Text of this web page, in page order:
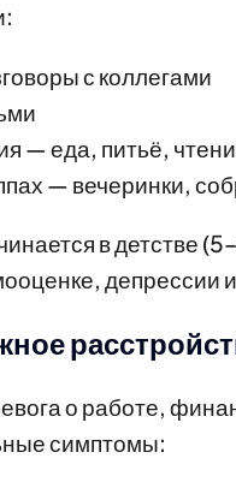
с коллегами
— еда, питьё,
— вечеринки,
в детстве
депрессии
о работе,
симптомы: